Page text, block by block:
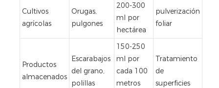
Cultivos
agrícolas
Orugas,
pulgones
200-300
ml por
hectárea
pulverización
foliar
Productos
almacenados
Escarabajos
del grano,
polillas
150-250
ml por
cada 100
metros
Tratamiento
de
superficies